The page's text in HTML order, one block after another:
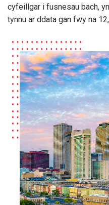
cyfeillgar i fusnesau bach,
tynnu ar ddata gan fwy na